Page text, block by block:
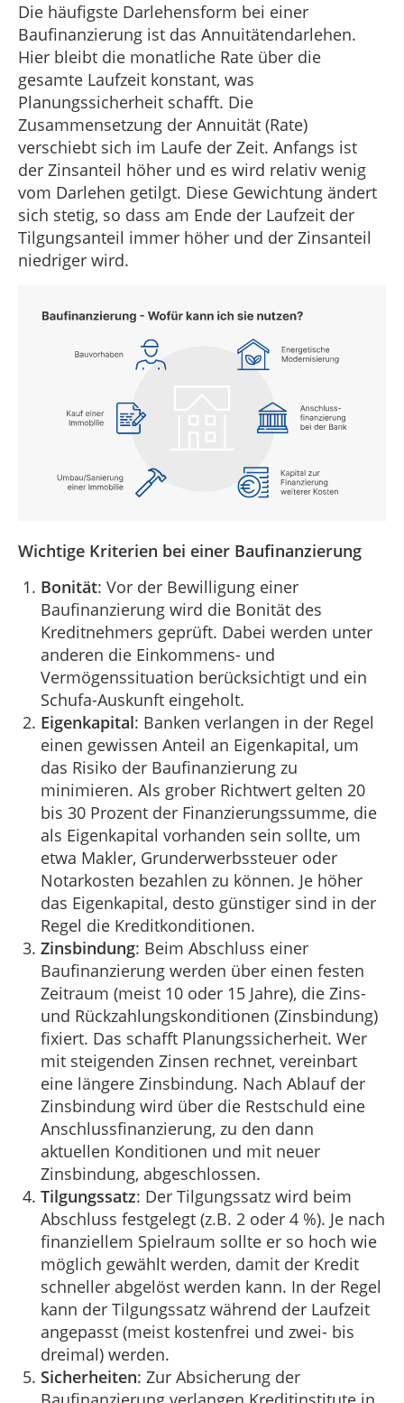
Die häufigste Darlehensform bei einer
Baufinanzierung ist das Annuitätendarlehen.
Hier bleibt die monatliche Rate über die
gesamte Laufzeit konstant, was
Planungssicherheit schafft. Die
Zusammensetzung der Annuität (Rate)
verschiebt sich im Laufe der Zeit. Anfangs ist
der Zinsanteil höher und es wird relativ wenig
vom Darlehen getilgt. Diese Gewichtung ändert
sich stetig, so dass am Ende der Laufzeit der
Tilgungsanteil immer höher und der Zinsanteil
niedriger wird.
Wichtige Kriterien bei einer Baufinanzierung
Bonität: Vor der Bewilligung einer
Baufinanzierung wird die Bonität des
Kreditnehmers geprüft. Dabei werden unter
anderen die Einkommens- und
Vermögenssituation berücksichtigt und ein
Schufa-Auskunft eingeholt.
Eigenkapital: Banken verlangen in der Regel
einen gewissen Anteil an Eigenkapital, um
das Risiko der Baufinanzierung zu
minimieren. Als grober Richtwert gelten 20
bis 30 Prozent der Finanzierungssumme, die
als Eigenkapital vorhanden sein sollte, um
etwa Makler, Grunderwerbssteuer oder
Notarkosten bezahlen zu können. Je höher
das Eigenkapital, desto günstiger sind in der
Regel die Kreditkonditionen.
Zinsbindung: Beim Abschluss einer
Baufinanzierung werden über einen festen
Zeitraum (meist 10 oder 15 Jahre), die Zins-
und Rückzahlungskonditionen (Zinsbindung)
fixiert. Das schafft Planungssicherheit. Wer
mit steigenden Zinsen rechnet, vereinbart
eine längere Zinsbindung. Nach Ablauf der
Zinsbindung wird über die Restschuld eine
Anschlussfinanzierung, zu den dann
aktuellen Konditionen und mit neuer
Zinsbindung, abgeschlossen.
Tilgungssatz: Der Tilgungssatz wird beim
Abschluss festgelegt (z.B. 2 oder 4 %). Je nach
finanziellem Spielraum sollte er so hoch wie
möglich gewählt werden, damit der Kredit
schneller abgelöst werden kann. In der Regel
kann der Tilgungssatz während der Laufzeit
angepasst (meist kostenfrei und zwei- bis
dreimal) werden.
Sicherheiten: Zur Absicherung der